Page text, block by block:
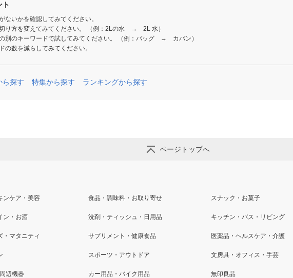
ト
ないかを確認してみてください。
り方を変えてみてください。 （例：2Lの水 → 2L 水）
別のキーワードで試してみてください。 （例：バッグ → カバン）
の数を減らしてみてください。
ら探す 特集から探す ランキングから探す
ページトップへ
ンケア・美容 食品・調味料・お取り寄せ スナック・お菓子
ン・お酒 洗剤・ティッシュ・日用品 キッチン・バス・リビング
・マタニティ サプリメント・健康食品 医薬品・ヘルスケア・介護
スポーツ・アウトドア 文房具・オフィス・手芸
辺機器 カー用品・バイク用品 無印良品